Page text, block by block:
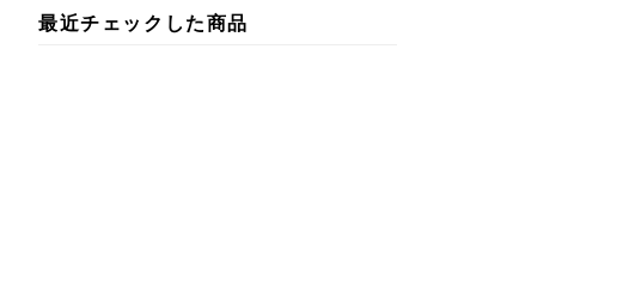
最近チェックした商品